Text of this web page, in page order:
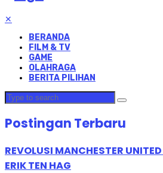
✕
BERANDA
FILM & TV
GAME
OLAHRAGA
BERITA PILIHAN
Postingan Terbaru
REVOLUSI MANCHESTER
ERIK TEN HAG